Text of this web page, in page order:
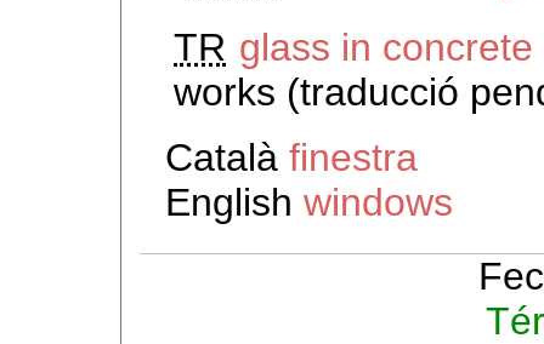
TR glass in
works (traducció
Català finestra
English windows